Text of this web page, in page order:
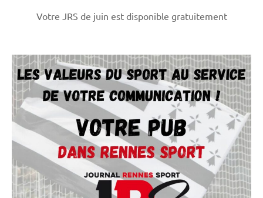
Votre JRS de juin est disponible gratuitement